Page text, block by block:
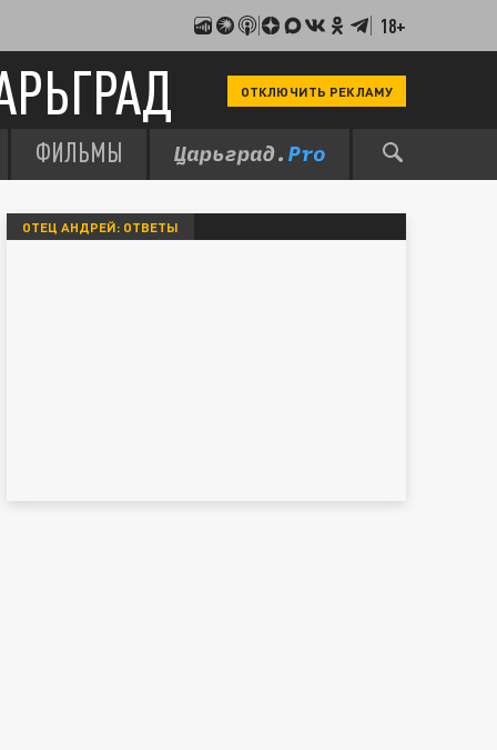
18+
ОТКЛЮЧИТЬ РЕКЛАМУ
ФИЛЬМЫ
ОТЕЦ АНДРЕЙ: ОТВЕТЫ